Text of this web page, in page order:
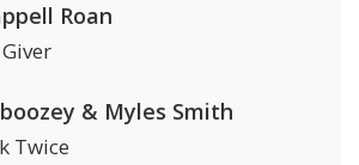
Roan
& Myles Smith
Twice